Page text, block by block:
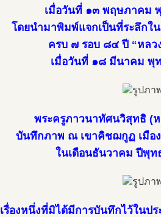
เมื่อวันที่ ๑๓ พฤษภาคม
โดยนำมาพิมพ์แจกเป็นที่ระลึกใ
ครบ ๗ รอบ ๘๔ ปี “หลว
เมื่อวันที่ ๑๘ มีนาคม พุ
พระครูภาวนาทัศนวิสุทธิ (
บันทึกภาพ ณ เขาคิชฌกูฏ เมือง
ในเดือนธันวาคม ปีพุ
เรื่องหนึ่งที่มิได้มีการบันทึกไว้ในป